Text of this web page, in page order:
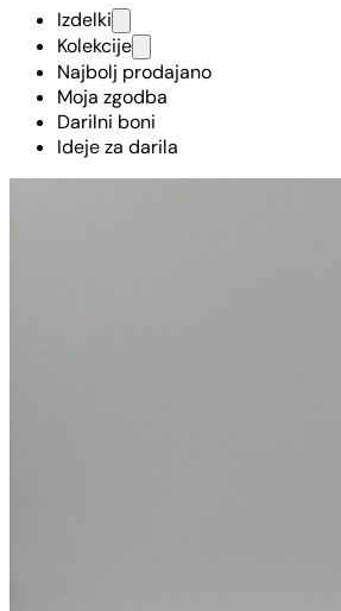
Izdelki
Kolekcije
Najbolj prodajano
Moja zgodba
Darilni boni
Ideje za darila